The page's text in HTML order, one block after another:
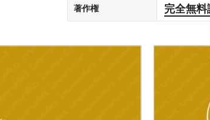
著作権
完全無